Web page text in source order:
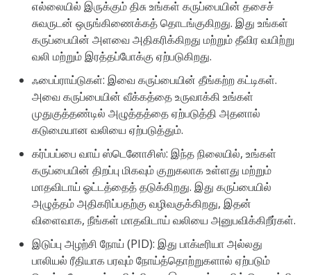
எல்லையில் இருக்கும் திசு உங்கள் கருப்பையின் தசைச்
சுவருடன் ஒருங்கிணைக்கத் தொடங்குகிறது. இது உங்கள்
கருப்பையின் அளவை அதிகரிக்கிறது மற்றும் தீவிர வயிற்று
வலி மற்றும் இரத்தப்போக்கு ஏற்படுகிறது.
ஃபைப்ராய்டுகள்: இவை கருப்பையின் தீங்கற்ற கட்டிகள்.
அவை கருப்பையின் வீக்கத்தை உருவாக்கி உங்கள்
முதுகுத்தண்டில் அழுத்தத்தை ஏற்படுத்தி அதனால்
கடுமையான வலியை ஏற்படுத்தும்.
கர்ப்பப்பை வாய் ஸ்டெனோசிஸ்: இந்த நிலையில், உங்கள்
கருப்பையின் திறப்பு மிகவும் குறுகலாக உள்ளது மற்றும்
மாதவிடாய் ஓட்டத்தைத் தடுக்கிறது. இது கருப்பையில்
அழுத்தம் அதிகரிப்பதற்கு வழிவகுக்கிறது, இதன்
விளைவாக, நீங்கள் மாதவிடாய் வலியை அனுபவிக்கிறீர்கள்.
இடுப்பு அழற்சி நோய் (PID): இது பாக்டீரியா அல்லது
பாலியல் ரீதியாக பரவும் நோய்த்தொற்றுகளால் ஏற்படும்